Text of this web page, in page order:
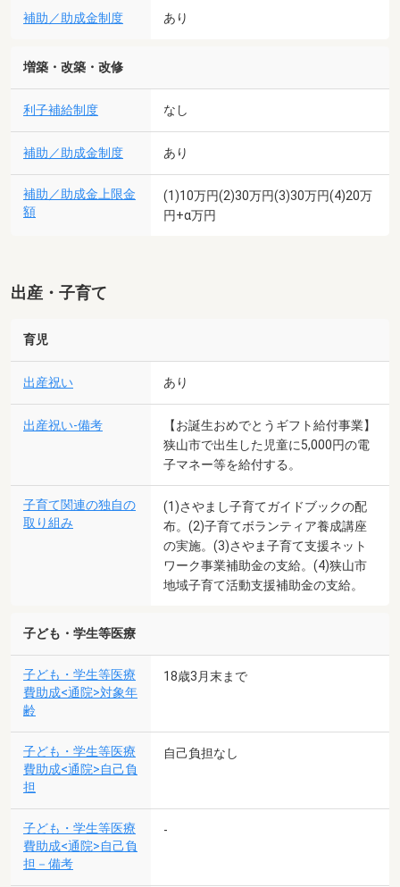
補助／助成金制度 あり
増築・改築・改修
利子補給制度 なし
補助／助成金制度 あり
補助／助成金上限金
額
(1)10万円(2)30万円(3)30万円(4)20万
円+α万円
出産・子育て
育児
出産祝い あり
出産祝い-備考
【お誕生おめでとうギフト給付事業】
狭山市で出生した児童に5,000円の電
子マネー等を給付する。
子育て関連の独自の
取り組み
(1)さやまし子育てガイドブックの配
布。(2)子育てボランティア養成講座
の実施。(3)さやま子育て支援ネット
ワーク事業補助金の支給。(4)狭山市
地域子育て活動支援補助金の支給。
子ども・学生等医療
子ども・学生等医療
費助成<通院>対象年
齢
18歳3月末まで
子ども・学生等医療
費助成<通院>自己負
担
自己負担なし
子ども・学生等医療
費助成<通院>自己負
担－備考
-